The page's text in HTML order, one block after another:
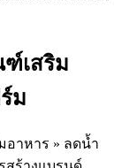
เสริม
ม
าหาร » ลดน้ำ